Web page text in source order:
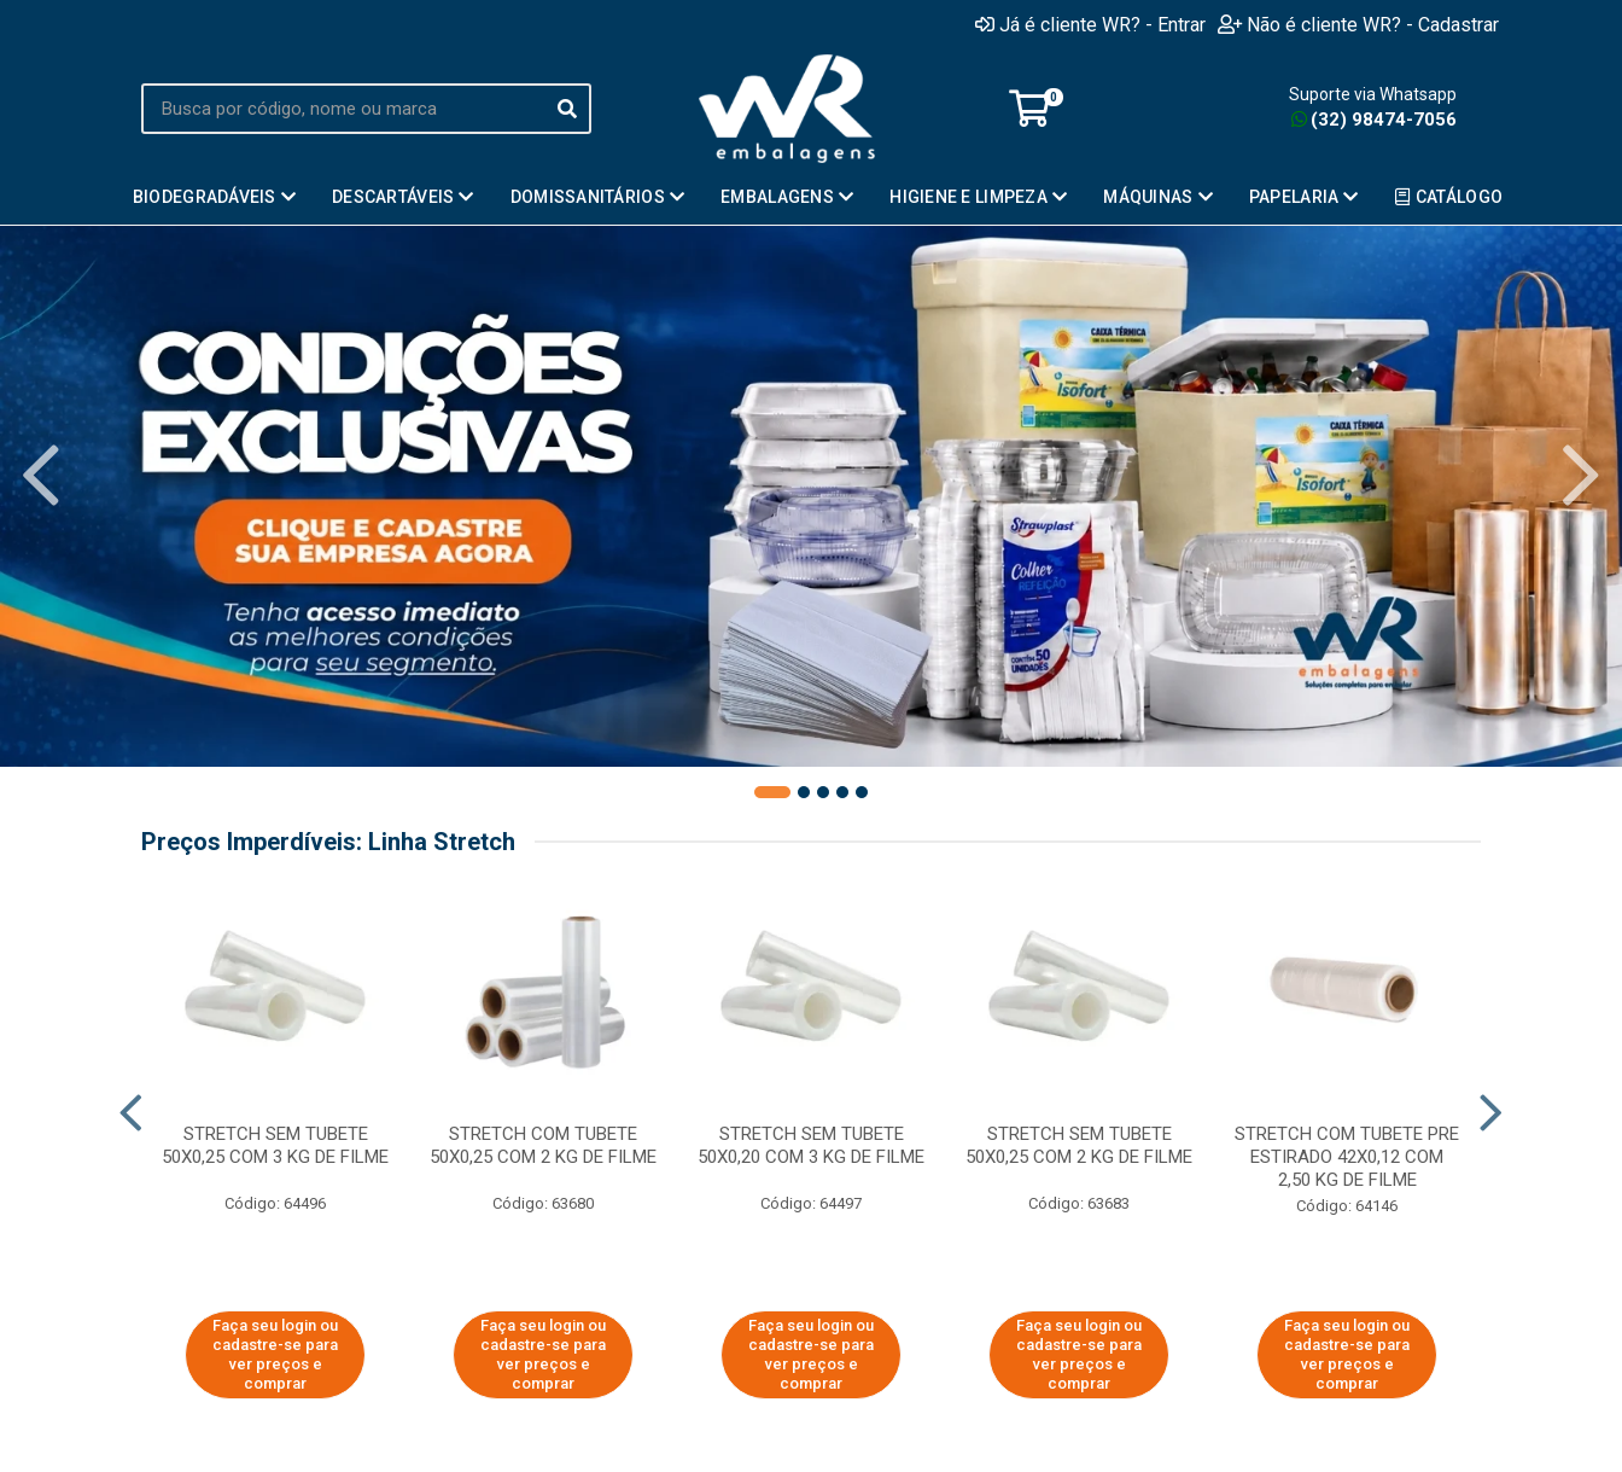
Já é cliente WR? - Entrar Não é cliente WR? - Cadastrar
0 Suporte via Whatsapp
(32) 98474-7056
BIODEGRADÁVEIS DESCARTÁVEIS DOMISSANITÁRIOS EMBALAGENS HIGIENE E LIMPEZA MÁQUINAS PAPELARIA CATÁLOGO
Preços Imperdíveis: Linha Stretch
STRETCH SEM TUBETE
50X0,25 COM 3 KG DE FILME
Código: 64496
Faça seu login ou
cadastre-se para
ver preços e
comprar
STRETCH COM TUBETE
50X0,25 COM 2 KG DE FILME
Código: 63680
Faça seu login ou
cadastre-se para
ver preços e
comprar
STRETCH SEM TUBETE
50X0,20 COM 3 KG DE FILME
Código: 64497
Faça seu login ou
cadastre-se para
ver preços e
comprar
STRETCH SEM TUBETE
50X0,25 COM 2 KG DE FILME
Código: 63683
Faça seu login ou
cadastre-se para
ver preços e
comprar
STRETCH COM TUBETE PRE
ESTIRADO 42X0,12 COM
2,50 KG DE FILME
Código: 64146
Faça seu login ou
cadastre-se para
ver preços e
comprar